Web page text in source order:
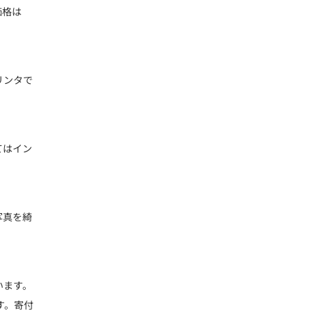
は
ンタで
イン
真を綺
す。
。寄付